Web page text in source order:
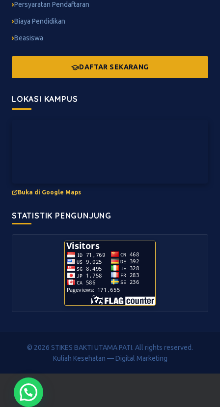
Persyaratan Pendaftaran
Biaya Pendidikan
Beasiswa
DAFTAR SEKARANG
LOKASI KAMPUS
Buka di Google Maps
STATISTIK PENGUNJUNG
© 2026 STIKES BAKTI UTAMA PATI. All rights reserved.
Kuliah Kesehatan — Digital Marketing